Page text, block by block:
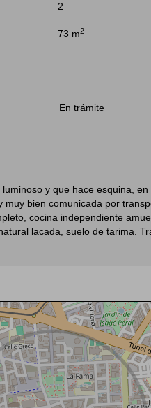
2
73 m2
En trámite
y que hace esquina,
muy bien comunicada por
cocina independiente
lacada, suelo de tarima.